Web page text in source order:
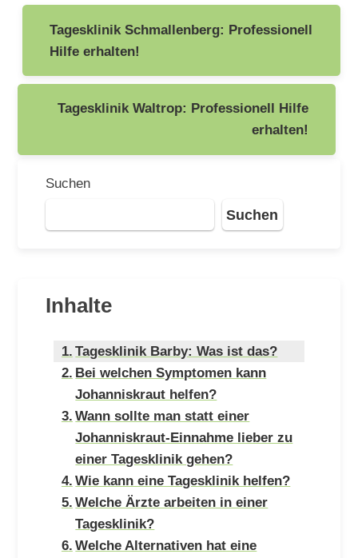
Beitragsnavigation
Tagesklinik Schmallenberg: Professionell
Hilfe erhalten!
Tagesklinik Waltrop: Professionell Hilfe
erhalten!
Suchen
Suchen
Inhalte
Tagesklinik Barby: Was ist das?
Bei welchen Symptomen kann
Johanniskraut helfen?
Wann sollte man statt einer
Johanniskraut-Einnahme lieber zu
einer Tagesklinik gehen?
Wie kann eine Tagesklinik helfen?
Welche Ärzte arbeiten in einer
Tagesklinik?
Welche Alternativen hat eine